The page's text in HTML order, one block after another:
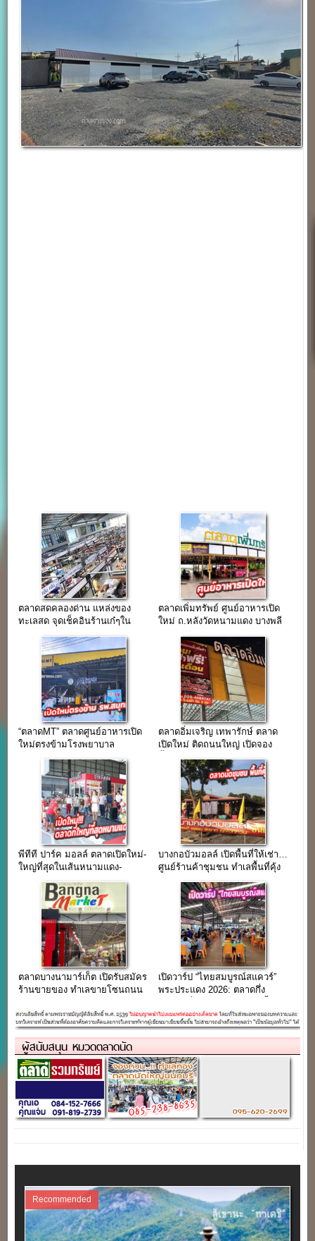
ตลาดสดคลองด่าน แหล่งของ
ทะเลสด จุดเช็คอินร้านเก๋ๆใน
ตลาดเพิ่มทรัพย์ ศูนย์อาหารเปิด
ใหม่ ถ.หลังวัดหนามแดง บางพลี
“ตลาดMT” ตลาดศูนย์อาหารเปิด
ใหม่ตรงข้ามโรงพยาบาล
ตลาดอิ่มเจริญ เทพารักษ์ ตลาด
เปิดใหม่ ติดถนนใหญ่ เปิดจอง
พีทีที ปาร์ค มอลล์ ตลาดเปิดใหม่-
ใหญ่ที่สุดในเส้นหนามแดง-
บางพลี
บางกอบัวมอลล์ เปิดพื้นที่ให้เช่า…
ศูนย์ร้านค้าชุมชน ทำเลพื้นที่คุ้ง
บางกะเจ้า
ตลาดบางนามาร์เก็ต เปิดรับสมัคร
ร้านขายของ ทำเลขายโซนถนน
เปิดวาร์ป “ไทยสมบูรณ์สแควร์”
พระประแดง 2026: ตลาดกึ่ง
เช้ามืดยันดึก!
ผู้สนับสนุน หมวดตลาดนัด
Recommended